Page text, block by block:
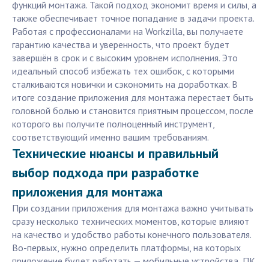
функций монтажа. Такой подход экономит время и силы, а
также обеспечивает точное попадание в задачи проекта.
Работая с профессионалами на Workzilla, вы получаете
гарантию качества и уверенность, что проект будет
завершён в срок и с высоким уровнем исполнения. Это
идеальный способ избежать тех ошибок, с которыми
сталкиваются новички и сэкономить на доработках. В
итоге создание приложения для монтажа перестает быть
головной болью и становится приятным процессом, после
которого вы получите полноценный инструмент,
соответствующий именно вашим требованиям.
Технические нюансы и правильный
выбор подхода при разработке
приложения для монтажа
При создании приложения для монтажа важно учитывать
сразу несколько технических моментов, которые влияют
на качество и удобство работы конечного пользователя.
Во-первых, нужно определить платформы, на которых